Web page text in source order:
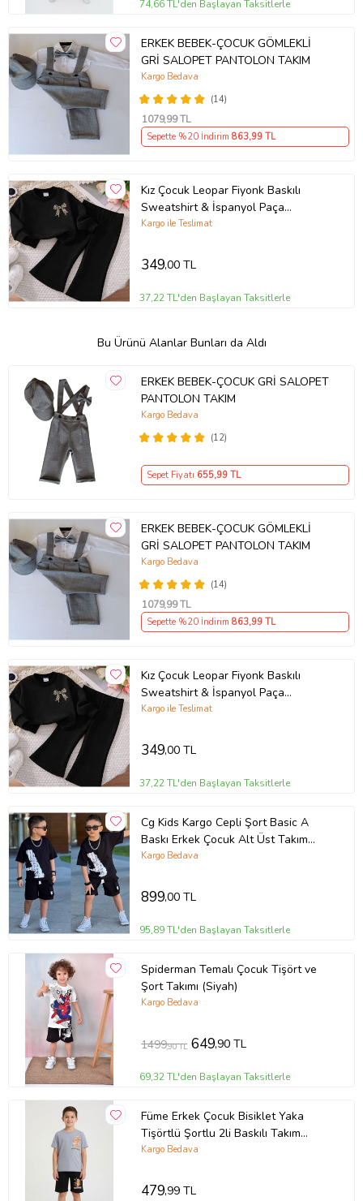
74,66 TL'den Başlayan Taksitlerle
ERKEK BEBEK-ÇOCUK GÖMLEKLİ
GRİ SALOPET PANTOLON TAKIM
(14)
Kargo Bedava
1079,99 TL
Sepette %20 İndirim 863,99 TL
Kız Çocuk Leopar Fiyonk Baskılı
Sweatshirt & İspanyol Paça
Eşofman Takımı (Siyah)
Kargo ile Teslimat
349,00 TL
37,22 TL'den Başlayan Taksitlerle
Bu Ürünü Alanlar Bunları da Aldı
ERKEK BEBEK-ÇOCUK GRİ SALOPET
PANTOLON TAKIM
(12)
Kargo Bedava
Sepet Fiyatı 655,99 TL
ERKEK BEBEK-ÇOCUK GÖMLEKLİ
GRİ SALOPET PANTOLON TAKIM
(14)
Kargo Bedava
1079,99 TL
Sepette %20 İndirim 863,99 TL
Kız Çocuk Leopar Fiyonk Baskılı
Sweatshirt & İspanyol Paça
Eşofman Takımı (Siyah)
Kargo ile Teslimat
349,00 TL
37,22 TL'den Başlayan Taksitlerle
Cg Kids Kargo Cepli Şort Basic A
Baskı Erkek Çocuk Alt Üst Takım
(Siyah)
Kargo Bedava
899,00 TL
95,89 TL'den Başlayan Taksitlerle
Spiderman Temalı Çocuk Tişört ve
Şort Takımı (Siyah)
Kargo Bedava
1499,90 TL 649,90 TL
69,32 TL'den Başlayan Taksitlerle
Füme Erkek Çocuk Bisiklet Yaka
Tişörtlü Şortlu 2li Baskılı Takım
24003
Kargo Bedava
479,99 TL